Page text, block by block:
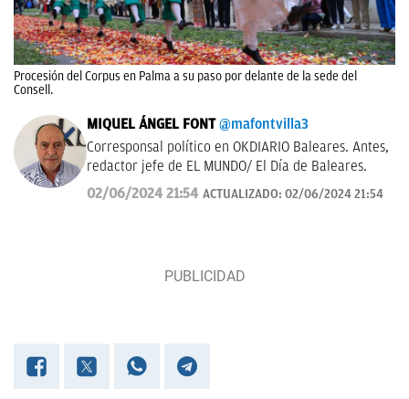
Procesión del Corpus en Palma a su paso por delante de la sede del
Consell.
MIQUEL ÁNGEL FONT @mafontvilla3
Corresponsal político en OKDIARIO Baleares. Antes,
redactor jefe de EL MUNDO/ El Día de Baleares.
02/06/2024 21:54 ACTUALIZADO: 02/06/2024 21:54